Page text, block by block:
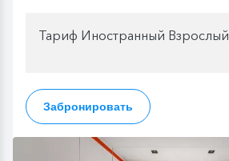
Тариф Иностранный Взрослый
Забронировать